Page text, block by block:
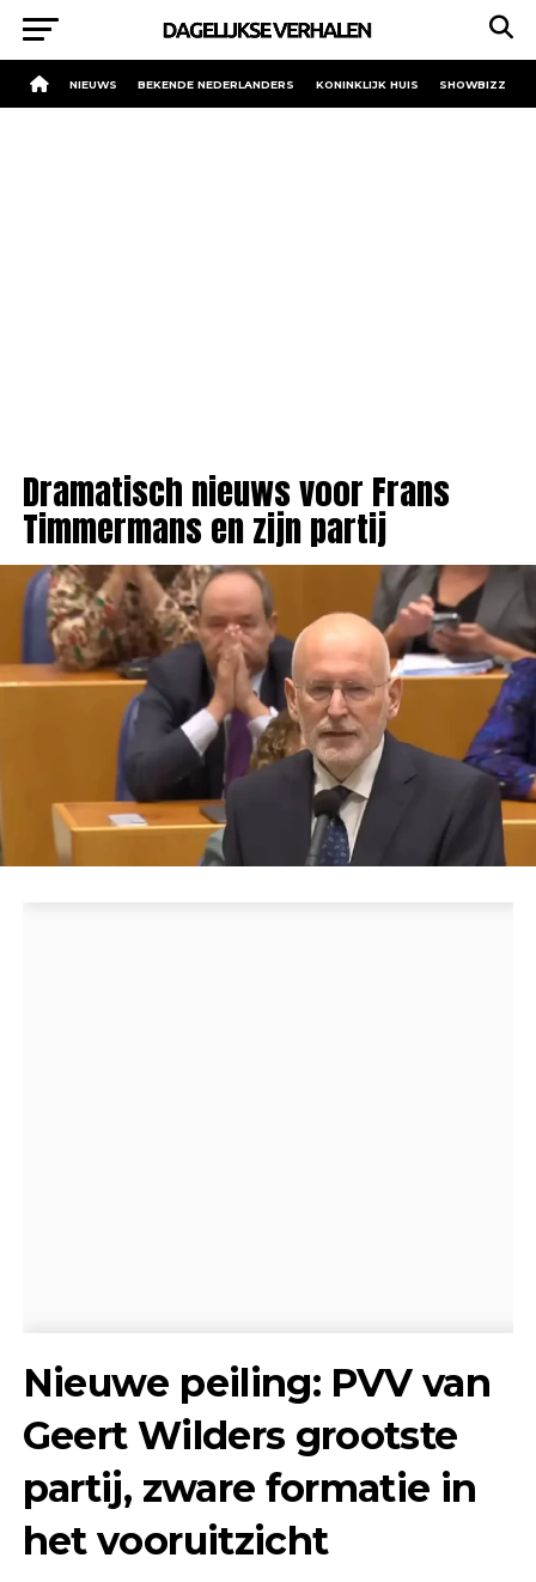
NIEUWS BEKENDE NEDERLANDERS KONINKLIJK HUIS SHOWBIZZ
Dramatisch nieuws voor Frans
Timmermans en zijn partij
Nieuwe peiling: PVV van
Geert Wilders grootste
partij, zware formatie in
het vooruitzicht